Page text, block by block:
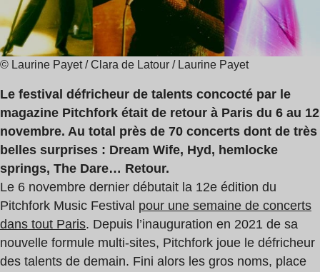
© Laurine Payet / Clara de Latour / Laurine Payet
Le festival défricheur de talents concocté par le
magazine Pitchfork était de retour à Paris du 6 au 12
novembre. Au total près de 70 concerts dont de très
belles surprises : Dream Wife, Hyd, hemlocke
springs, The Dare… Retour.
Le 6 novembre dernier débutait la 12e édition du
Pitchfork Music Festival pour une semaine de concerts
dans tout Paris. Depuis l’inauguration en 2021 de sa
nouvelle formule multi-sites, Pitchfork joue le défricheur
des talents de demain. Fini alors les gros noms, place